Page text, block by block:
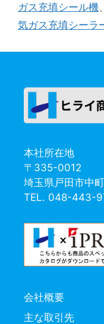
ガス充填シール機、
気ガス充填シーラ
本社所在地
〒335-0012
埼玉県戸田市中
TEL. 048-443-
会社概要
主な取引先